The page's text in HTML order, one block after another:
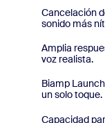
Cancelación
sonido más
Amplia
voz realista.
Biamp
un solo toque.
Capacidad